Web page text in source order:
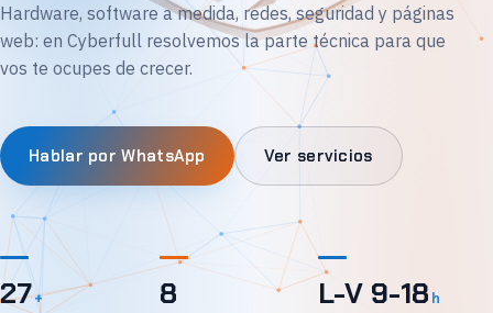
Hardware, software a medida, redes, seguridad y páginas
web: en Cyberfull resolvemos la parte técnica para que
vos te ocupes de crecer.
Hablar por WhatsApp Ver servicios
27+ 8 L-V 9-18 h